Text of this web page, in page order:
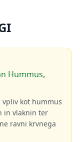
Hummus,
kot hummus
in vlaknin ter
ravni krvnega